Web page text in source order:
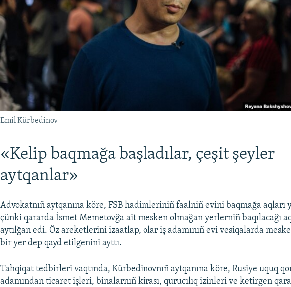
Emil Kürbedinov
«Kelip baqmağa başladılar, çeşit şeyler
aytqanlar»
Advokatnıñ aytqanına köre, FSB hadimleriniñ faalniñ evini baqmağa aqları
çünki qararda İsmet Memetovğa ait mesken olmağan yerlerniñ baqılacağı
aytılğan edi. Öz areketlerini izaatlap, olar iş adamınıñ evi vesiqalarda
bir yer dep qayd etilgenini ayttı.
Tahqiqat tedbirleri vaqtında, Kürbedinovnıñ aytqanına köre, Rusiye uquq
adamından ticaret işleri, binalarnıñ kirası, qurucılıq izinleri ve ketirgen